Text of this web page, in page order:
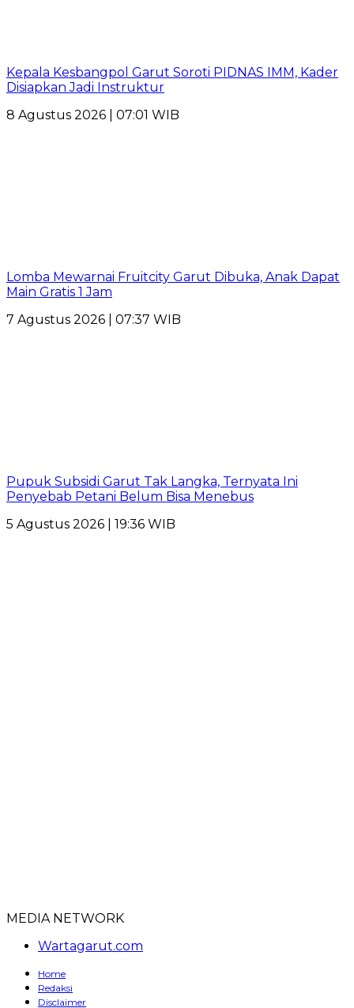
Kepala Kesbangpol Garut Soroti PIDNAS IMM, Kader
Disiapkan Jadi Instruktur
8 Agustus 2026 | 07:01 WIB
Lomba Mewarnai Fruitcity Garut Dibuka, Anak Dapat
Main Gratis 1 Jam
7 Agustus 2026 | 07:37 WIB
Pupuk Subsidi Garut Tak Langka, Ternyata Ini
Penyebab Petani Belum Bisa Menebus
5 Agustus 2026 | 19:36 WIB
MEDIA NETWORK
Wartagarut.com
Home
Redaksi
Disclaimer